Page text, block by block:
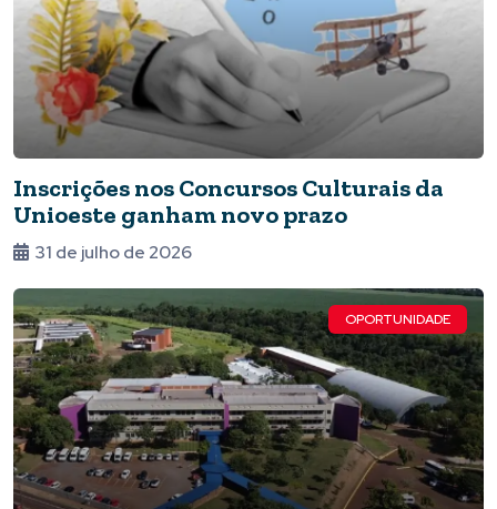
Inscrições nos Concursos Culturais da
Unioeste ganham novo prazo
31 de julho de 2026
OPORTUNIDADE